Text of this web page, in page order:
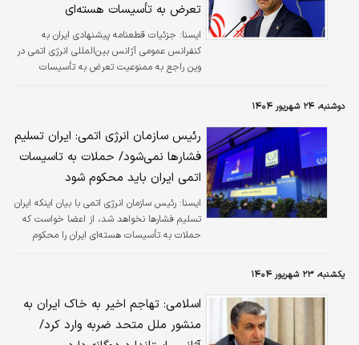
تعرض به تأسیسات هسته‌ای
ايسنا: جزئیات قطعنامه پیشنهادی ایران به
کنفرانس عمومی آژانس بین‌المللی انرژی اتمی در
وین راجع به ممنوعیت تعرض به تأسیسات
دوشنبه، ۲۴ شهریور ۱۴۰۴
رئیس سازمان انرژی اتمی: ایران تسلیم
فشارها نمی‌شود/ حملات به تاسیسات
اتمی ایران باید محکوم شود
ايسنا: رئیس سازمان انرژی اتمی با بیان اینکه ایران
تسلیم فشارها نخواهد شد، از اعضا خواست که
حملات به تأسیسات هسته‌ای ایران را محکوم
یکشنبه، ۲۳ شهریور ۱۴۰۴
اسلامی: تهاجم اخیر به خاک ایران به
منشور ملل متحد ضربه وارد کرد/